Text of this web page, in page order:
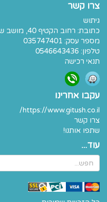
צרו קשר
גיתוש
כתובת: רחוב הקטיף 40, מושב שחר 7933500
מספר עסק: 035747401
טלפון: 0546643436
תנאי רכישה
עקבו אחרינו
https://www.gitush.co.il/
צרו קשר
שתפו אותנו!
עוד...